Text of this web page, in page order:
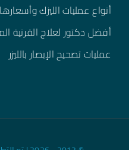
أنواع عمليات الليزك
أفضل دكتور لعلاج القرنية
عمليات تصحيح الإبصار بالليزر